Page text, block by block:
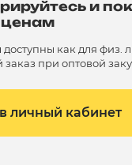
и
как для физ.
при оптовой
личный кабинет